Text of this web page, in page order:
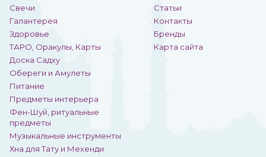
Свечи
Галантерея
Здоровье
ТАРО, Оракулы, Карты
Доска Садху
Обереги и Амулеты
Питание
Предметы интерьера
Фен-Шуй, ритуальные
предметы
Музыкальные инструменты
Хна для Тату и Мехенди
Статьи
Контакты
Бренды
Карта сайта